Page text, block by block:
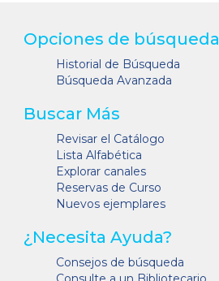
Opciones de búsqueda
Historial de Búsqueda
Búsqueda Avanzada
Buscar Más
Revisar el Catálogo
Lista Alfabética
Explorar canales
Reservas de Curso
Nuevos ejemplares
¿Necesita Ayuda?
Consejos de búsqueda